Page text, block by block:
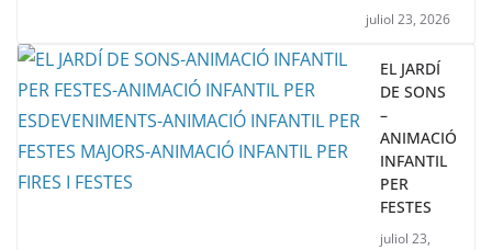
juliol 23, 2026
EL JARDÍ
DE SONS
–
ANIMACIÓ
INFANTIL
PER
FESTES
juliol 23,